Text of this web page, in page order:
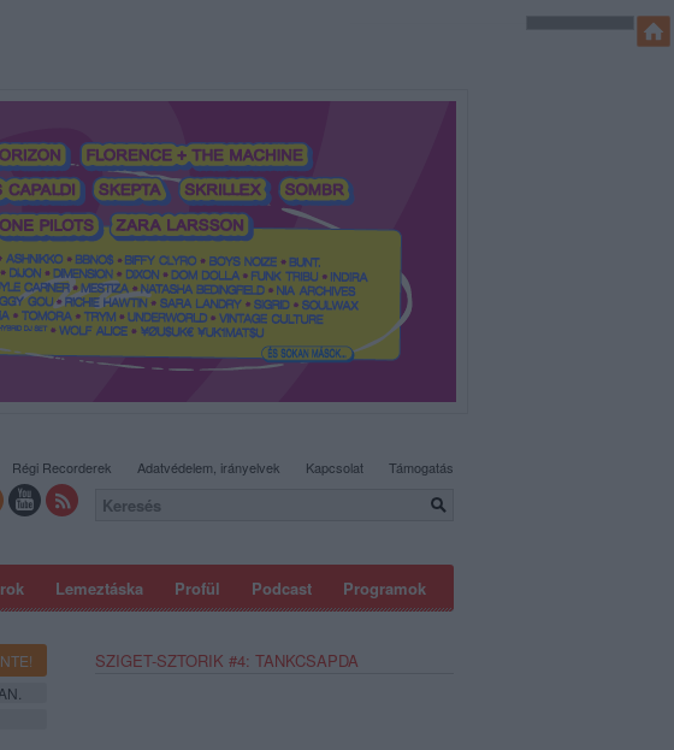
Lemeztáska Profül Podcast Programok
Régi Recorderek Adatvédelem, irányelvek Kapcsolat Támogatás
SZIGET-SZTORIK #4: TANKCSAPDA